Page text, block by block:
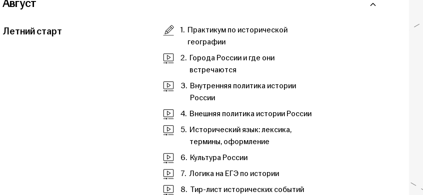
Август
Летний старт 1. Практикум по исторической
географии
2. Города России и где они
встречаются
3. Внутренняя политика истории
России
4. Внешняя политика истории России
5. Исторический язык: лексика,
термины, оформление
6. Культура России
7. Логика на ЕГЭ по истории
8. Тир-лист исторических событий